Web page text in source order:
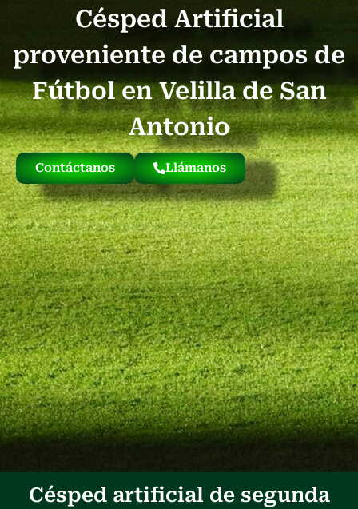
Césped Artificial
proveniente de campos de
Fútbol en Velilla de San
Antonio
Contáctanos Llámanos
Césped artificial de segunda